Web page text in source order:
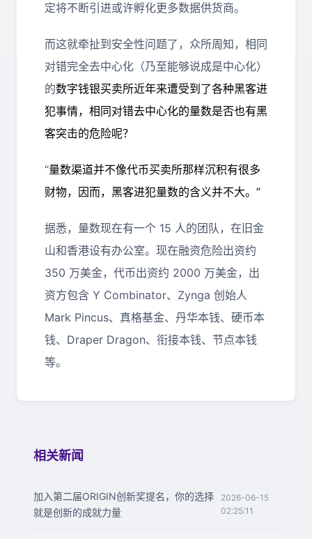
定将不断引进或许孵化更多数据供货商。
而这就牵扯到安全性问题了，众所周知，相同
对错完全去中心化（乃至能够说成是中心化）
的数字钱银买卖所近年来遭受到了各种黑客进
犯事情，相同对错去中心化的量数是否也有黑
客突击的危险呢？
“量数渠道并不像代币买卖所那样沉积有很多
财物，因而，黑客进犯量数的含义并不大。”
据悉，量数现在有一个 15 人的团队，在旧金
山和香港设有办公室。现在融资危险出资约
350 万美金，代币出资约 2000 万美金，出
资方包含 Y Combinator、Zynga 创始人
Mark Pincus、真格基金、丹华本钱、硬币本
钱、Draper Dragon、衔接本钱、节点本钱
等。
相关新闻
加入第二届ORIGIN创新奖提名，你的选择
就是创新的成就力量
2026-06-15
02:25:11